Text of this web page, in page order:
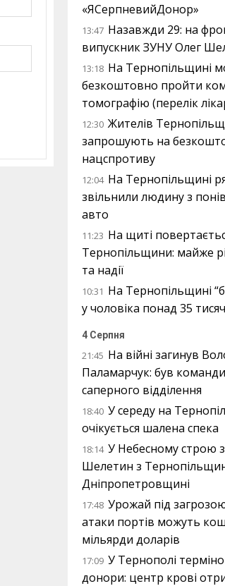
«ЯСерпневийДонор»
13:47 Назавжди 29: на
випускник ЗУНУ Олег
13:18 На Тернопільщині
безкоштовно пройти
томографію (перелік
12:30 Жителів
запрошують на
нацспротиву
12:04 На Тернопільщині
звільнили людину з
авто
11:23 На щиті
Тернопільщини: майже
та надії
10:31 На Тернопільщині
у чоловіка понад 35
4 Серпня
21:45 На війні загинув
Паламарчук: був
саперного відділення
18:40 У середу на
очікується шалена спека
18:14 У Небесному строю
Шелетин з
Дніпропетровщині
17:48 Урожай під
атаки портів можуть
мільярди доларів
17:09 У Тернополі
донори: центр крові